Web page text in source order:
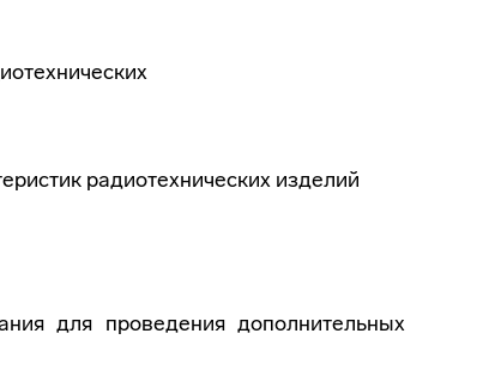
радиотехнических изделий
для проведения дополнительных